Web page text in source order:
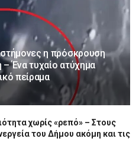
η πρόσκρουση
Ένα τυχαίο ατύχημα
πείραμα
χωρίς «ρεπό» – Στους
του Δήμου ακόμη και τις